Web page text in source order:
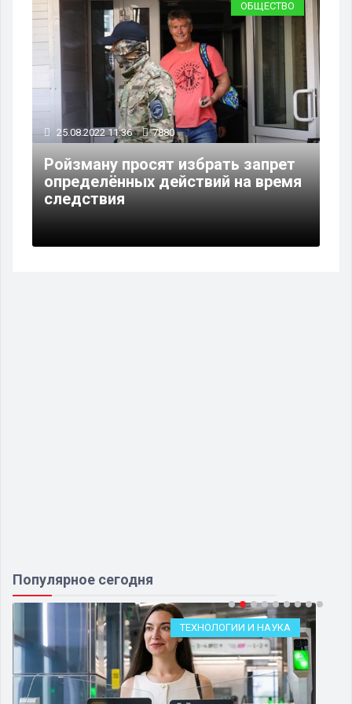
ОБЩЕСТВО
25.08.2022 11:36 7880
Ройзману просят избрать запрет
определённых действий на время
следствия
Популярное сегодня
ТЕХНОЛОГИИ И НАУКА